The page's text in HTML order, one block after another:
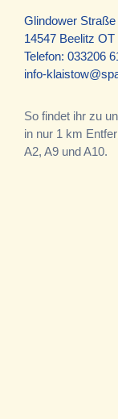
Glindower Straße
14547 Beelitz
Telefon: 033206
info-
So findet ihr zu
in nur 1 km
A2, A9 und A10.